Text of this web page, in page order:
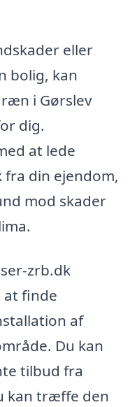
eller
bolig, kan
i Gørslev
dig.
at lede
din ejendom,
mod skader
zrb.dk
at finde
af
Du kan
tilbud fra
kan træffe den